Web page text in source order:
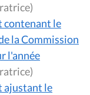
contenant le
la Commission
l'année
ajustant le